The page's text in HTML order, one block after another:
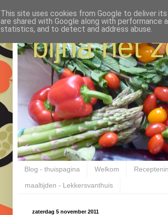
bijna net
Blog - thuispagina Welkom
maaltijden - Lekkersvanthuis
zaterdag 5 november 2011
This site uses cookies from Google to deliver
are shared with Google along with
statistics, and to detect and address abuse.